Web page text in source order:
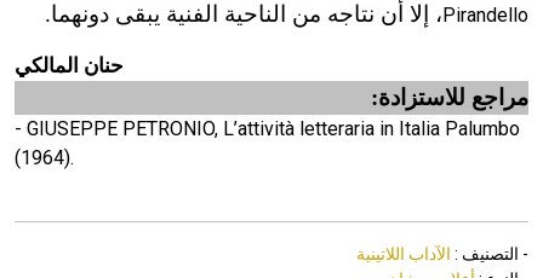
Pirandello ، إلا أن نتاجه من الناحية الفنية يبقى دونهما.
حنان المالكي
مراجع للاستزادة:
- GIUSEPPE PETRONIO, L’attività letteraria in Italia Palumbo
(1964).
- التصنيف : الآداب اللاتينية